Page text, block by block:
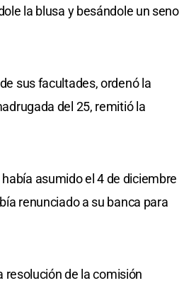
la blusa y besándole un seno
sus facultades, ordenó la
del 25, remitió la
asumido el 4 de diciembre
renunciado a su banca para
resolución de la comisión